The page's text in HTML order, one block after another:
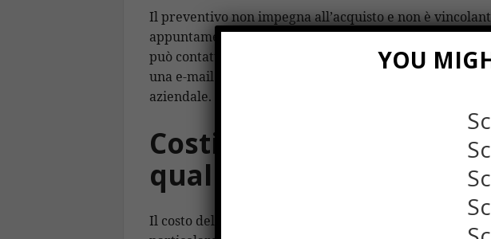
Il preventivo non impegna all’acquisto e non è
appuntamento in sede o anche solo per ricevere
può contattare la ditta al numero di assistenza indicato
una e-mail all’indirizzo di posta elettronica anch’esso
aziendale.
Costi contenuti per un
qualità
Il costo del noleggio è molto variabile e cambia a
YOU